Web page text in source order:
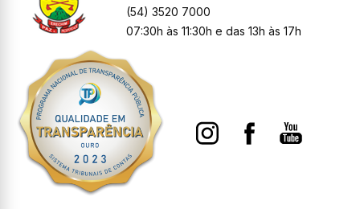
(54) 3520 7000
07:30h às 11:30h e das 13h às 17h